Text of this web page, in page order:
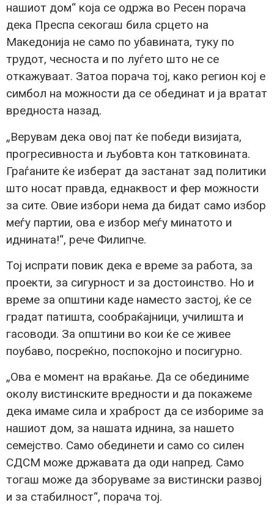
нашиот дом“ која се одржа во Ресен порача
дека Преспа секогаш била срцето на
Македонија не само по убавината, туку по
трудот, чесноста и по луѓето што не се
откажуваат. Затоа порача тој, како регион кој е
симбол на можности да се обединат и ја вратат
вредноста назад.
„Верувам дека овој пат ќе победи визијата,
прогресивноста и љубовта кон татковината.
Граѓаните ќе изберат да застанат зад политики
што носат правда, еднаквост и фер можности
за сите. Овие избори нема да бидат само избор
меѓу партии, ова е избор меѓу минатото и
иднината!“, рече Филипче.
Тој испрати повик дека е време за работа, за
проекти, за сигурност и за достоинство. Но и
време за општини каде наместо застој, ќе се
градат патишта, сообраќајници, училишта и
гасоводи. За општини во кои ќе се живее
поубаво, посреќно, поспокојно и посигурно.
„Ова е момент на враќање. Да се обединиме
околу вистинските вредности и да покажеме
дека имаме сила и храброст да се избориме за
нашиот дом, за нашата иднина, за нашето
семејство. Само обединети и само со силен
СДСМ може државата да оди напред. Само
тогаш може да зборуваме за вистински развој
и за стабилност“, порача тој.